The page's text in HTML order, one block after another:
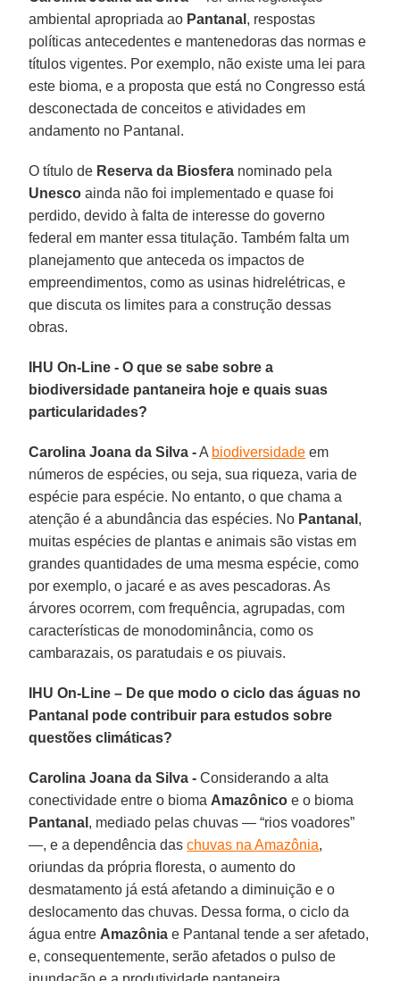
ambiental apropriada ao Pantanal , respostas
políticas antecedentes e mantenedoras das normas e
títulos vigentes. Por exemplo, não existe uma lei para
este bioma, e a proposta que está no Congresso está
desconectada de conceitos e atividades em
andamento no Pantanal.
O título de Reserva da Biosfera nominado pela
Unesco ainda não foi implementado e quase foi
perdido, devido à falta de interesse do governo
federal em manter essa titulação. Também falta um
planejamento que anteceda os impactos de
empreendimentos, como as usinas hidrelétricas, e
que discuta os limites para a construção dessas
obras.
IHU On-Line - O que se sabe sobre a
biodiversidade pantaneira hoje e quais suas
particularidades?
Carolina Joana da Silva -A biodiversidade em
números de espécies, ou seja, sua riqueza, varia de
espécie para espécie. No entanto, o que chama a
atenção é a abundância das espécies. No Pantanal ,
muitas espécies de plantas e animais são vistas em
grandes quantidades de uma mesma espécie, como
por exemplo, o jacaré e as aves pescadoras. As
árvores ocorrem, com frequência, agrupadas, com
características de monodominância, como os
cambarazais, os paratudais e os piuvais.
IHU On-Line – De que modo o ciclo das águas no
Pantanal pode contribuir para estudos sobre
questões climáticas?
Carolina Joana da Silva - Considerando a alta
conectividade entre o bioma Amazônico e o bioma
Pantanal , mediado pelas chuvas — “rios voadores”
—, e a dependência daschuvas na Amazônia,
oriundas da própria floresta, o aumento do
desmatamento já está afetando a diminuição e o
deslocamento das chuvas. Dessa forma, o ciclo da
água entre Amazônia e Pantanal tende a ser afetado,
e, consequentemente, serão afetados o pulso de